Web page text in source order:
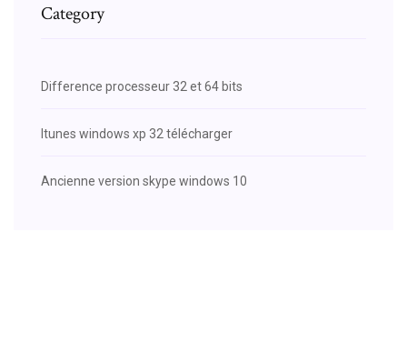
Category
Difference processeur 32 et 64 bits
Itunes windows xp 32 télécharger
Ancienne version skype windows 10